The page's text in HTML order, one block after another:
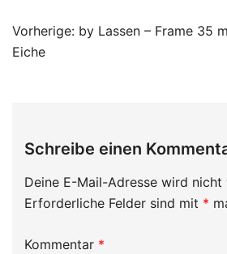
Beitragsnavigation
Vorherige: by Lassen – Frame 35
Eiche
Schreibe einen
Deine E-Mail-Adresse wird
Erforderliche Felder sind mit *
Kommentar *